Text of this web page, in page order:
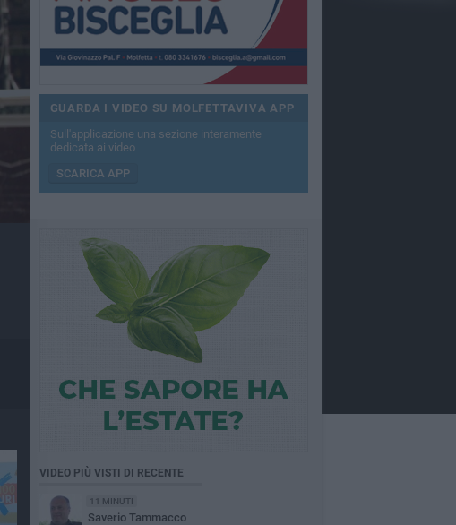
GUARDA I VIDEO SU MOLFETTAVIVA APP
Sull'applicazione una sezione interamente
dedicata ai video
SCARICA APP
VIDEO PIÙ VISTI DI RECENTE
11 MINUTI
Saverio Tammacco